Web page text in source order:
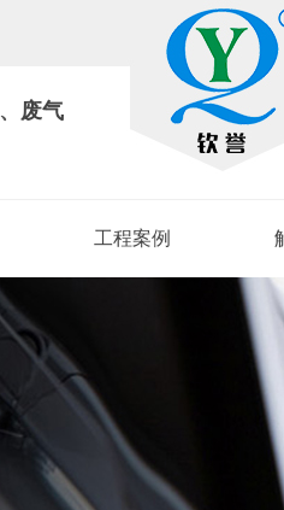
、 废气
工程案例